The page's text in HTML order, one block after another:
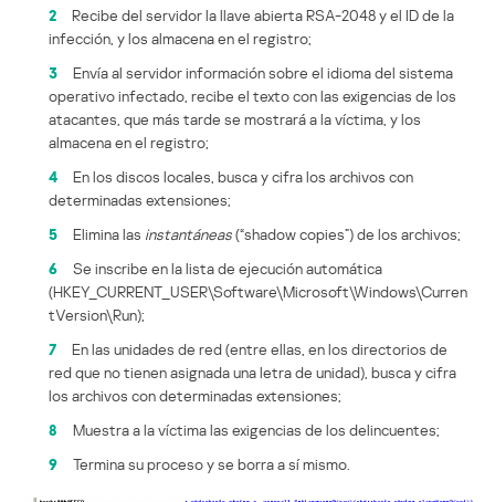
2
Recibe del servidor la llave abierta RSA-2048 y el ID de la
infección, y los almacena en el registro;
3
Envía al servidor información sobre el idioma del sistema
operativo infectado, recibe el texto con las exigencias de los
atacantes, que más tarde se mostrará a la víctima, y los
almacena en el registro;
4
En los discos locales, busca y cifra los archivos con
determinadas extensiones;
5
Elimina las instantáneas(“shadow copies”) de los archivos;
6
Se inscribe en la lista de ejecución automática
(HKEY_CURRENT_USER\Software\Microsoft\Windows\Curren
tVersion\Run);
7
En las unidades de red (entre ellas, en los directorios de
red que no tienen asignada una letra de unidad), busca y cifra
los archivos con determinadas extensiones;
8
Muestra a la víctima las exigencias de los delincuentes;
9
Termina su proceso y se borra a sí mismo.